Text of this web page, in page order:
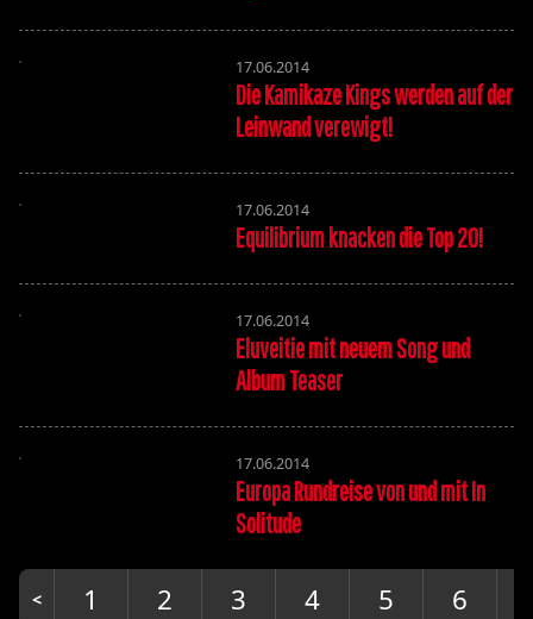
17.06.2014
Die Kamikaze Kings werden auf der
Leinwand verewigt!
17.06.2014
Equilibrium knacken die Top 20!
17.06.2014
Eluveitie mit neuem Song und
Album Teaser
17.06.2014
Europa Rundreise von und mit In
Solitude
1 2 3 4 5 6